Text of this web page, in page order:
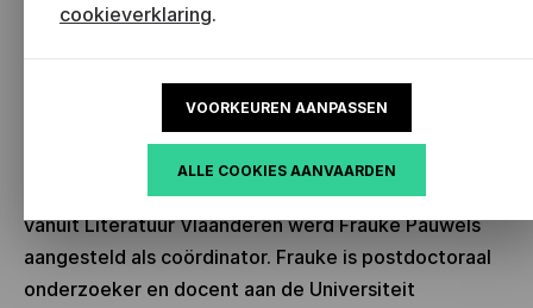
taalheld zet Literatuur Vlaanderen in op het
literatuur voor kinderen en jongeren in de klas.
Team Ieder kind taalheld
Om Ieder kind taalheld in goede banen te leiden
vanuit Literatuur Vlaanderen werd Frauke Pauwels
aangesteld als coördinator. Frauke is postdoctoraal
onderzoeker en docent aan de Universiteit
cookieverklaring.
VOORKEUREN AANPASSEN
ALLE COOKIES AANVAARDEN